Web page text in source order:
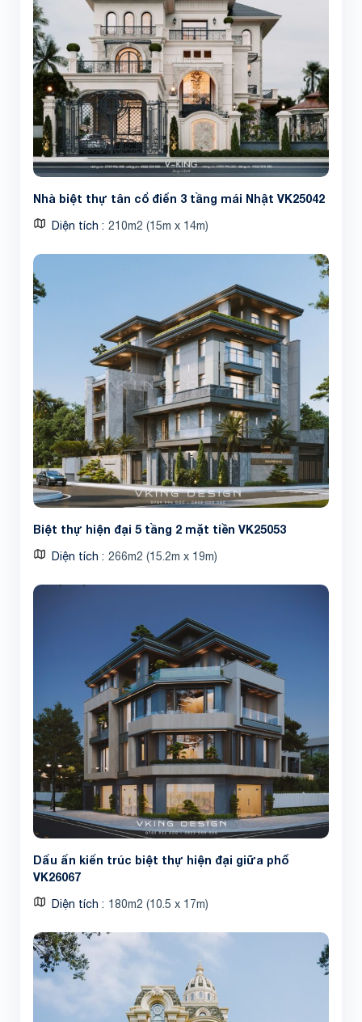
Nhà biệt thự tân cổ điển 3 tầng mái Nhật VK25042
Diện tích 210m2 (15m x 14m)
Biệt thự hiện đại 5 tầng 2 mặt tiền VK25053
Diện tích 266m2 (15.2m x 19m)
Dấu ấn kiến trúc biệt thự hiện đại giữa phố
VK26067
Diện tích 180m2 (10.5 x 17m)